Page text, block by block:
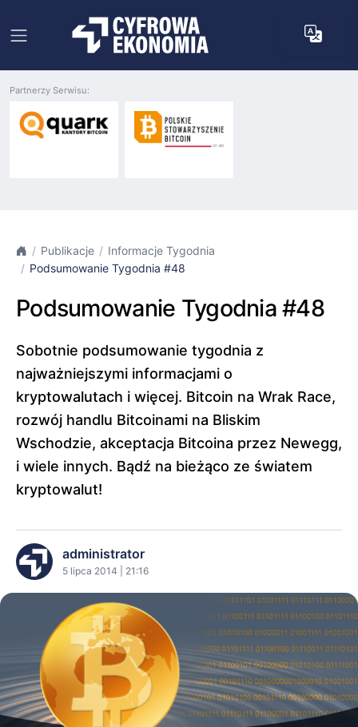
Partnerzy Serwisu:
Publikacje
Informacje Tygodnia
Podsumowanie Tygodnia #48
Podsumowanie Tygodnia #48
Sobotnie podsumowanie tygodnia z
najważniejszymi informacjami o
kryptowalutach i więcej. Bitcoin na Wrak Race,
rozwój handlu Bitcoinami na Bliskim
Wschodzie, akceptacja Bitcoina przez Newegg,
i wiele innych. Bądź na bieżąco ze światem
kryptowalut!
administrator
5 lipca 2014 | 21:16